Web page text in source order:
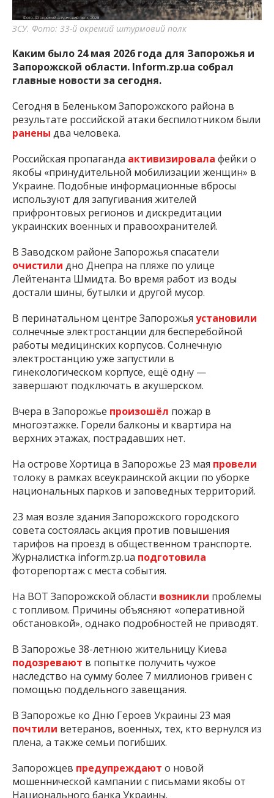
важную информацию о событиях
города Запорожья и области.
ЗСУ. Фото: 33-й окремий штурмовий полк
Каким было 24 мая 2026 года для Запорожья и
Запорожской области. Inform.zp.ua собрал
главные новости за сегодня.
Сегодня в Беленьком Запорожского района в
результате российской атаки беспилотником были
ранены два человека.
Российская пропаганда активизировала фейки о
якобы «принудительной мобилизации женщин» в
Украине. Подобные информационные вбросы
используют для запугивания жителей
прифронтовых регионов и дискредитации
украинских военных и правоохранителей.
В Заводском районе Запорожья спасатели
очистили дно Днепра на пляже по улице
Лейтенанта Шмидта. Во время работ из воды
достали шины, бутылки и другой мусор.
В перинатальном центре Запорожья установили
солнечные электростанции для бесперебойной
работы медицинских корпусов. Солнечную
электростанцию уже запустили в
гинекологическом корпусе, ещё одну —
завершают подключать в акушерском.
Вчера в Запорожье произошёл пожар в
многоэтажке. Горели балконы и квартира на
верхних этажах, пострадавших нет.
На острове Хортица в Запорожье 23 мая провели
толоку в рамках всеукраинской акции по уборке
национальных парков и заповедных территорий.
23 мая возле здания Запорожского городского
совета состоялась акция против повышения
тарифов на проезд в общественном транспорте.
Журналистка inform.zp.ua подготовила
фоторепортаж с места события.
На ВОТ Запорожской области возникли проблемы
с топливом. Причины объясняют «оперативной
обстановкой», однако подробностей не приводят.
В Запорожье 38-летнюю жительницу Киева
подозревают в попытке получить чужое
наследство на сумму более 7 миллионов гривен с
помощью поддельного завещания.
В Запорожье ко Дню Героев Украины 23 мая
почтили ветеранов, военных, тех, кто вернулся из
плена, а также семьи погибших.
Запорожцев предупреждают о новой
мошеннической кампании с письмами якобы от
Национального банка Украины.